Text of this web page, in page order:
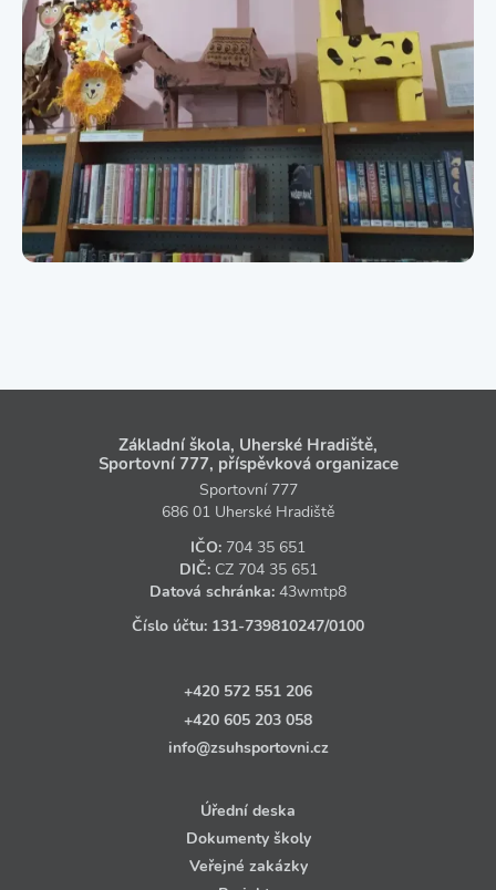
Základní škola, Uherské Hradiště,
Sportovní 777, příspěvková organizace
Sportovní 777
686 01 Uherské Hradiště
IČO: 704 35 651
DIČ: CZ 704 35 651
Datová schránka: 43wmtp8
Číslo účtu: 131‑739810247/0100
+420 572 551 206
+420 605 203 058
info@zsuhsportovni.cz
Úřední deska
Dokumenty školy
Veřejné zakázky